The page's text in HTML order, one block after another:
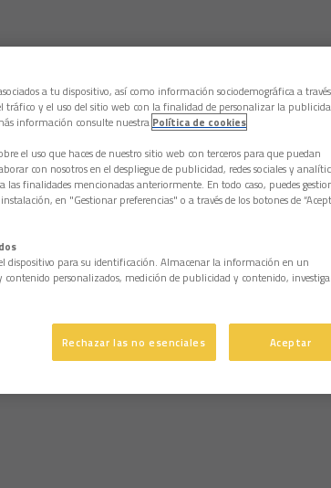
a tu dispositivo, así como información sociodemográfica a
tráfico y el uso del sitio web con la finalidad de personalizar la
información consulte nuestra Política de cookies
el uso que haces de nuestro sitio web con terceros para que puedan
con nosotros en el despliegue de publicidad, redes sociales y
las finalidades mencionadas anteriormente. En todo caso, puedes
en "Gestionar preferencias" o a través de los botones de
dispositivo para su identificación. Almacenar la información en un
personalizados, medición de publicidad y contenido,
Rechazar las no esenciales Aceptar